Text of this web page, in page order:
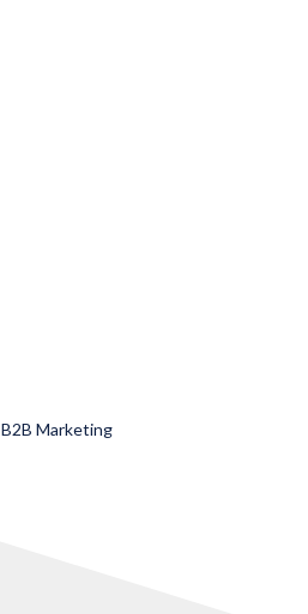
B2B Marketing